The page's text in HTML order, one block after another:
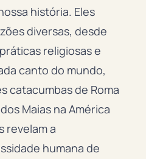
história. Eles
diversas, desde
religiosas e
canto do mundo,
catacumbas de Roma
Maias na América
revelam a
humana de